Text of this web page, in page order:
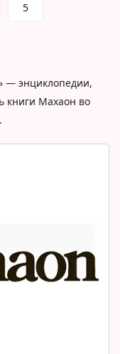
5
— энциклопедии,
книги Махаон во